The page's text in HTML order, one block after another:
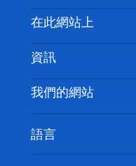
喳
喳
聯絡我們
免責聲明
隱私
Cookie 通知
在此網站上
目的地
要做的事情
新南威爾士州公路旅行
活動
住宿
資訊
旅行資訊
無障礙雪梨
列出您的業務
我們的網站
語言